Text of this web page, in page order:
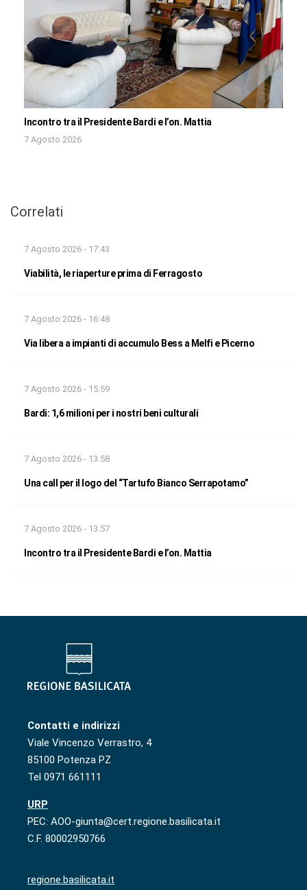
Incontro tra il Presidente Bardi e l’on. Mattia
7 Agosto 2026
Correlati
7 Agosto 2026 - 17:43
Viabilità, le riaperture prima di Ferragosto
7 Agosto 2026 - 16:48
Via libera a impianti di accumulo Bess a Melfi e Picerno
7 Agosto 2026 - 15:59
Bardi: 1,6 milioni per i nostri beni culturali
7 Agosto 2026 - 13:58
Una call per il logo del “Tartufo Bianco Serrapotamo”
7 Agosto 2026 - 13:57
Incontro tra il Presidente Bardi e l’on. Mattia
Contatti e indirizzi
Viale Vincenzo Verrastro, 4
85100 Potenza PZ
Tel 0971 661111
URP
PEC: AOO-giunta@cert.regione.basilicata.it
C.F. 80002950766
regione.basilicata.it